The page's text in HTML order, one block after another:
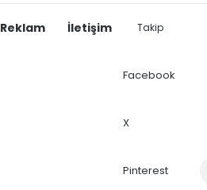
Reklam İletişim Takip
Facebook
X
Pinterest